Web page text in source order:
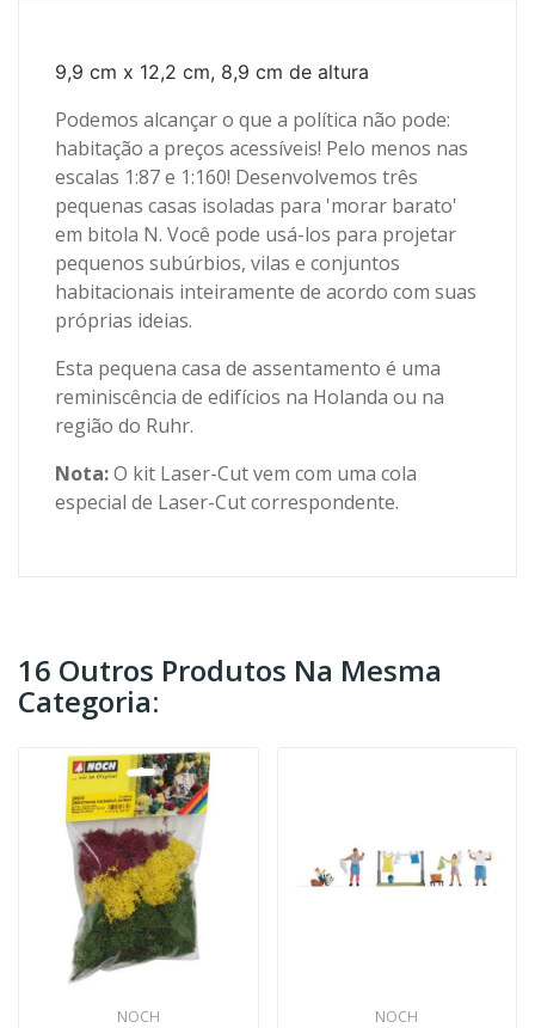
9,9 cm x 12,2 cm, 8,9 cm de altura
Podemos alcançar o que a política não pode:
habitação a preços acessíveis! Pelo menos nas
escalas 1:87 e 1:160! Desenvolvemos três
pequenas casas isoladas para 'morar barato'
em bitola N. Você pode usá-los para projetar
pequenos subúrbios, vilas e conjuntos
habitacionais inteiramente de acordo com suas
próprias ideias.
Esta pequena casa de assentamento é uma
reminiscência de edifícios na Holanda ou na
região do Ruhr.
Nota:O kit Laser-Cut vem com uma cola
especial de Laser-Cut correspondente.
16 Outros Produtos Na Mesma
Categoria:
NOCH NOCH